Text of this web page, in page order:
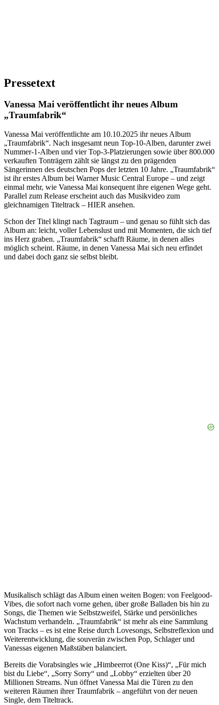
Pressetext
Vanessa Mai veröffentlicht ihr neues Album
„Traumfabrik“
Vanessa Mai veröffentlichte am 10.10.2025 ihr neues Album
„Traumfabrik“. Nach insgesamt neun Top-10-Alben, darunter zwei
Nummer-1-Alben und vier Top-3-Platzierungen sowie über 800.000
verkauften Tonträgern zählt sie längst zu den prägenden
Sängerinnen des deutschen Pops der letzten 10 Jahre. „Traumfabrik“
ist ihr erstes Album bei Warner Music Central Europe – und zeigt
einmal mehr, wie Vanessa Mai konsequent ihre eigenen Wege geht.
Parallel zum Release erscheint auch das Musikvideo zum
gleichnamigen Titeltrack – HIER ansehen.
Schon der Titel klingt nach Tagtraum – und genau so fühlt sich das
Album an: leicht, voller Lebenslust und mit Momenten, die sich tief
ins Herz graben. „Traumfabrik“ schafft Räume, in denen alles
möglich scheint. Räume, in denen Vanessa Mai sich neu erfindet
und dabei doch ganz sie selbst bleibt.
Musikalisch schlägt das Album einen weiten Bogen: von Feelgood-
Vibes, die sofort nach vorne gehen, über große Balladen bis hin zu
Songs, die Themen wie Selbstzweifel, Stärke und persönliches
Wachstum verhandeln. „Traumfabrik“ ist mehr als eine Sammlung
von Tracks – es ist eine Reise durch Lovesongs, Selbstreflexion und
Weiterentwicklung, die souverän zwischen Pop, Schlager und
Vanessas eigenen Maßstäben balanciert.
Bereits die Vorabsingles wie „Himbeerrot (One Kiss)“, „Für mich
bist du Liebe“, „Sorry Sorry“ und „Lobby“ erzielten über 20
Millionen Streams. Nun öffnet Vanessa Mai die Türen zu den
weiteren Räumen ihrer Traumfabrik – angeführt von der neuen
Single, dem Titeltrack.